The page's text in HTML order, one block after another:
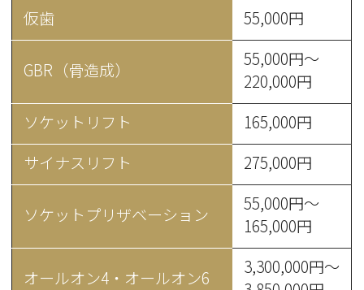
仮歯
55,000円
GBR（骨造成）
55,000円～
220,000円
ソケットリフト
165,000円
サイナスリフト
275,000円
ソケットプリザベーション
55,000円～
165,000円
オールオン4・オールオン6
3,300,000円～